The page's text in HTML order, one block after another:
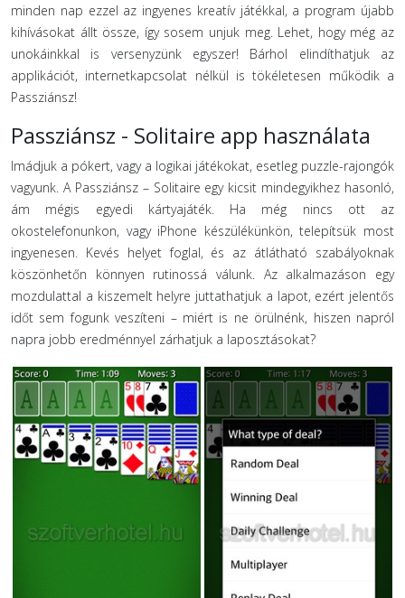
minden nap ezzel az ingyenes kreatív játékkal, a program újabb
kihívásokat állt össze, így sosem unjuk meg. Lehet, hogy még az
unokáinkkal is versenyzünk egyszer! Bárhol elindíthatjuk az
applikációt, internetkapcsolat nélkül is tökéletesen működik a
Passziánsz!
Passziánsz - Solitaire app használata
Imádjuk a pókert, vagy a logikai játékokat, esetleg puzzle-rajongók
vagyunk. A Passziánsz – Solitaire egy kicsit mindegyikhez hasonló,
ám mégis egyedi kártyajáték. Ha még nincs ott az
okostelefonunkon, vagy iPhone készülékünkön, telepítsük most
ingyenesen. Kevés helyet foglal, és az átlátható szabályoknak
köszönhetőn könnyen rutinossá válunk. Az alkalmazáson egy
mozdulattal a kiszemelt helyre juttathatjuk a lapot, ezért jelentős
időt sem fogunk veszíteni – miért is ne örülnénk, hiszen napról
napra jobb eredménnyel zárhatjuk a laposztásokat?